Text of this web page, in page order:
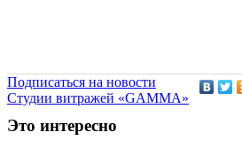
Подписаться на новости
Студии витражей «GAMMA»
Это интересно